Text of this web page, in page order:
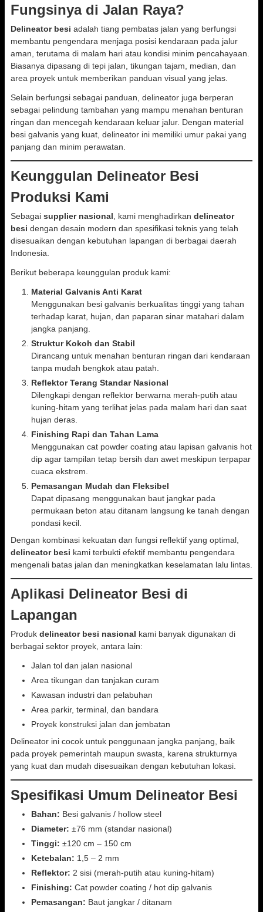
Fungsinya di Jalan Raya?
Delineator besi adalah tiang pembatas jalan yang berfungsi
membantu pengendara menjaga posisi kendaraan pada jalur
aman, terutama di malam hari atau kondisi minim pencahayaan.
Biasanya dipasang di tepi jalan, tikungan tajam, median, dan
area proyek untuk memberikan panduan visual yang jelas.
Selain berfungsi sebagai panduan, delineator juga berperan
sebagai pelindung tambahan yang mampu menahan benturan
ringan dan mencegah kendaraan keluar jalur. Dengan material
besi galvanis yang kuat, delineator ini memiliki umur pakai yang
panjang dan minim perawatan.
Keunggulan Delineator Besi
Produksi Kami
Sebagai supplier nasional , kami menghadirkan delineator
besi dengan desain modern dan spesifikasi teknis yang telah
disesuaikan dengan kebutuhan lapangan di berbagai daerah
Indonesia.
Berikut beberapa keunggulan produk kami:
Material Galvanis Anti Karat
Menggunakan besi galvanis berkualitas tinggi yang tahan
terhadap karat, hujan, dan paparan sinar matahari dalam
jangka panjang.
Struktur Kokoh dan Stabil
Dirancang untuk menahan benturan ringan dari kendaraan
tanpa mudah bengkok atau patah.
Reflektor Terang Standar Nasional
Dilengkapi dengan reflektor berwarna merah-putih atau
kuning-hitam yang terlihat jelas pada malam hari dan saat
hujan deras.
Finishing Rapi dan Tahan Lama
Menggunakan cat powder coating atau lapisan galvanis hot
dip agar tampilan tetap bersih dan awet meskipun terpapar
cuaca ekstrem.
Pemasangan Mudah dan Fleksibel
Dapat dipasang menggunakan baut jangkar pada
permukaan beton atau ditanam langsung ke tanah dengan
pondasi kecil.
Dengan kombinasi kekuatan dan fungsi reflektif yang optimal,
delineator besi kami terbukti efektif membantu pengendara
mengenali batas jalan dan meningkatkan keselamatan lalu lintas.
Aplikasi Delineator Besi di
Lapangan
Produk delineator besi nasional kami banyak digunakan di
berbagai sektor proyek, antara lain:
Jalan tol dan jalan nasional
Area tikungan dan tanjakan curam
Kawasan industri dan pelabuhan
Area parkir, terminal, dan bandara
Proyek konstruksi jalan dan jembatan
Delineator ini cocok untuk penggunaan jangka panjang, baik
pada proyek pemerintah maupun swasta, karena strukturnya
yang kuat dan mudah disesuaikan dengan kebutuhan lokasi.
Spesifikasi Umum Delineator Besi
Bahan: Besi galvanis / hollow steel
Diameter: ±76 mm (standar nasional)
Tinggi: ±120 cm – 150 cm
Ketebalan: 1,5 – 2 mm
Reflektor: 2 sisi (merah-putih atau kuning-hitam)
Finishing: Cat powder coating / hot dip galvanis
Pemasangan: Baut jangkar / ditanam